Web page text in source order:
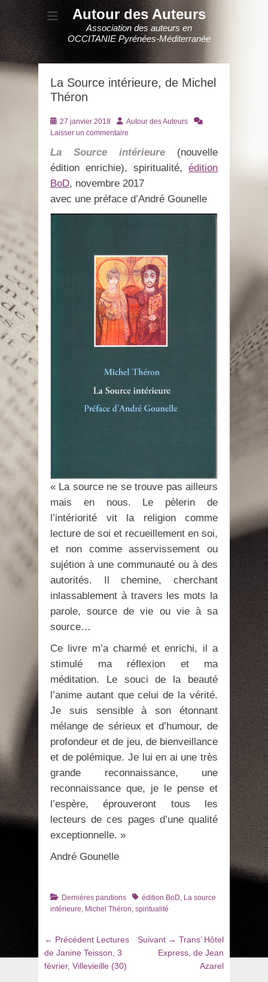
Autour des Auteurs
Association des auteurs en
OCCITANIE Pyrénées-Méditerranée
La Source intérieure, de Michel
Théron
Posté
le
27 janvier 2018 AuteurAutour des Auteurs
Laisser un commentaire
La Source intérieure (nouvelle
édition enrichie), spiritualité, édition
BoD, novembre 2017
avec une préface d’André Gounelle
« La source ne se trouve pas ailleurs
mais en nous. Le pèlerin de
l’intériorité vit la religion comme
lecture de soi et recueillement en soi,
et non comme asservissement ou
sujétion à une communauté ou à des
autorités. Il chemine, cherchant
inlassablement à travers les mots la
parole, source de vie ou vie à sa
source…
Ce livre m’a charmé et enrichi, il a
stimulé ma réflexion et ma
méditation. Le souci de la beauté
l’anime autant que celui de la vérité.
Je suis sensible à son étonnant
mélange de sérieux et d’humour, de
profondeur et de jeu, de bienveillance
et de polémique. Je lui en ai une très
grande reconnaissance, une
reconnaissance que, je le pense et
l’espère, éprouveront tous les
lecteurs de ces pages d’une qualité
exceptionnelle. »
André Gounelle
Catégories
Dernières parutions Tagsédition BoD, La source
intérieure, Michel Théron, spiritualité
Navigation
de
l’article
← Précédent Article
précédent
:
Lectures
de Janine Teisson, 3
février, Villevieille (30)
Suivant → Article
suivant
Trans’ Hôtel
Express, de Jean
Azarel